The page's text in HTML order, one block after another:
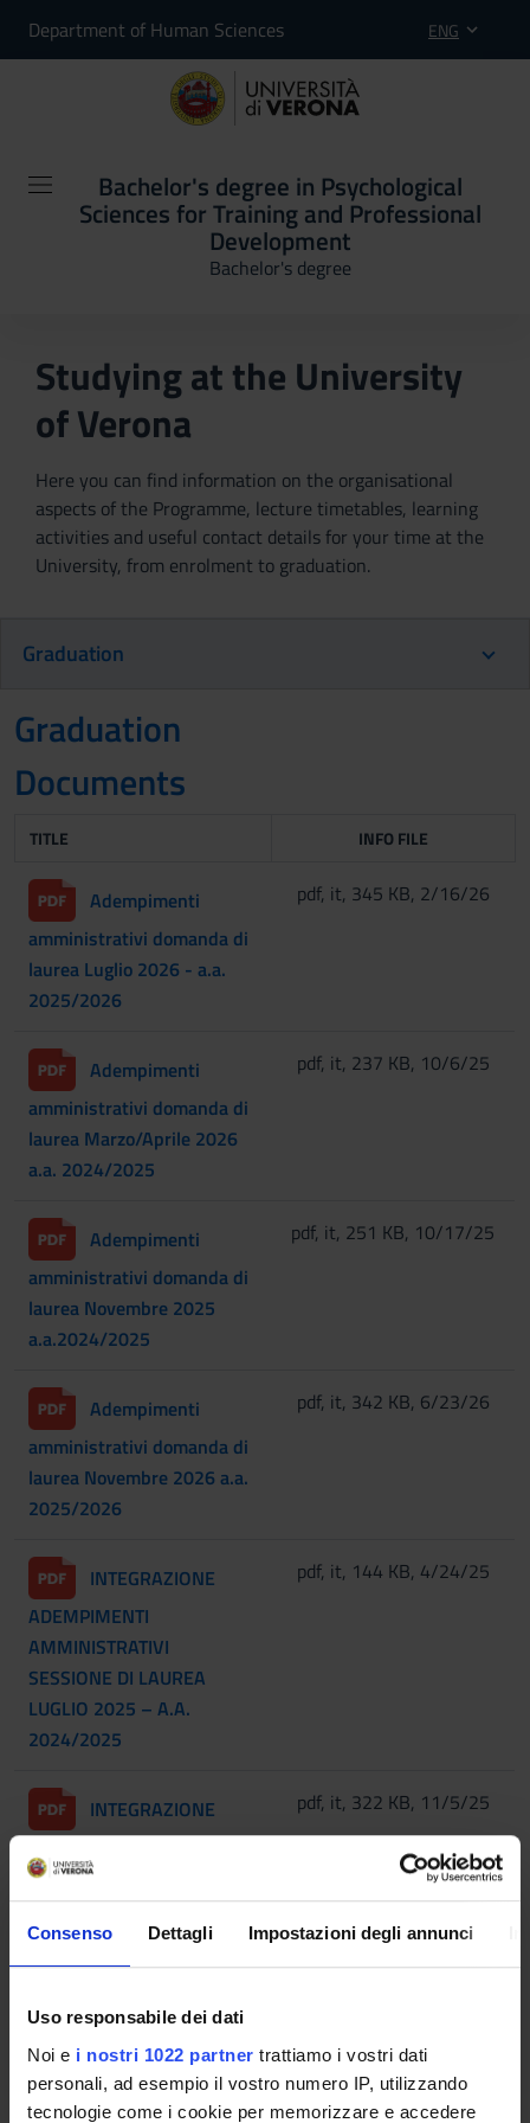
Consenso Dettagli Impostazioni degli annunci
Uso responsabile dei dati
Noi e i nostri 1022 partner trattiamo i vostri dati
personali, ad esempio il vostro numero IP, utilizzando
tecnologie come i cookie per memorizzare e accedere
Department of Human Sciences ENG
Bachelor's degree in Psychological
Sciences for Training and Professional
Development
Bachelor's degree
Studying at the University
of Verona
Here you can find information on the organisational
aspects of the Programme, lecture timetables, learning
activities and useful contact details for your time at the
University, from enrolment to graduation.
Graduation
Graduation
Documents
TITLE INFO FILE
Adempimenti
amministrativi domanda di
laurea Luglio 2026 - a.a.
2025/2026
pdf, it, 345 KB, 2/16/26
Adempimenti
amministrativi domanda di
laurea Marzo/Aprile 2026
a.a. 2024/2025
pdf, it, 237 KB, 10/6/25
Adempimenti
amministrativi domanda di
laurea Novembre 2025
a.a.2024/2025
pdf, it, 251 KB, 10/17/25
Adempimenti
amministrativi domanda di
laurea Novembre 2026 a.a.
2025/2026
pdf, it, 342 KB, 6/23/26
INTEGRAZIONE
ADEMPIMENTI
AMMINISTRATIVI
SESSIONE DI LAUREA
LUGLIO 2025 – A.A.
2024/2025
pdf, it, 144 KB, 4/24/25
INTEGRAZIONE
AMMINISTRATIVI
SESSIONE DI LAUREA
MARZO/APRILE 2026 –
A.A. 2024/2025
pdf, it, 322 KB, 11/5/25
stesura della tesi